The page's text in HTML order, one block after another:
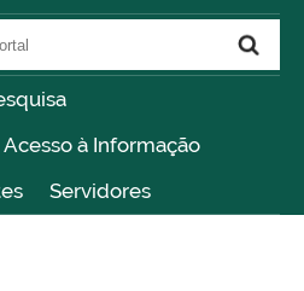
Acesso à Informação
Servidores